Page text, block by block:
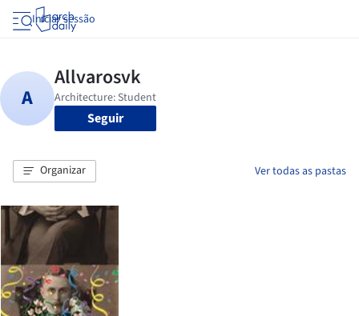
Iniciar sessão
Seguir
Organizar Ver todas as pastas